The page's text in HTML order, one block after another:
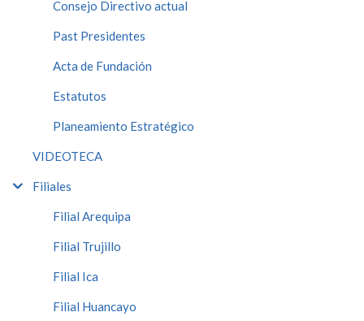
Consejo Directivo actual
Past Presidentes
Acta de Fundación
Estatutos
Planeamiento Estratégico
VIDEOTECA
Filiales
Filial Arequipa
Filial Trujillo
Filial Ica
Filial Huancayo